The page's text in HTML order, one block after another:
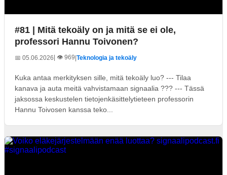
#81 | Mitä tekoäly on ja mitä se ei ole,
professori Hannu Toivonen?
📅 05.06.2026| 👁️ 969 Teknologia ja tekoäly
Kuka antaa merkityksen sille, mitä tekoäly luo? --- Tilaa
kanava ja auta meitä vahvistamaan signaalia ??? --- Tässä
jaksossa keskustelen tietojenkäsittelytieteen professorin
Hannu Toivosen kanssa teko...